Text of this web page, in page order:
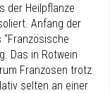
der Heilpflanze
Anfang der
Das in Rotwein
Franzosen trotz
selten an einer